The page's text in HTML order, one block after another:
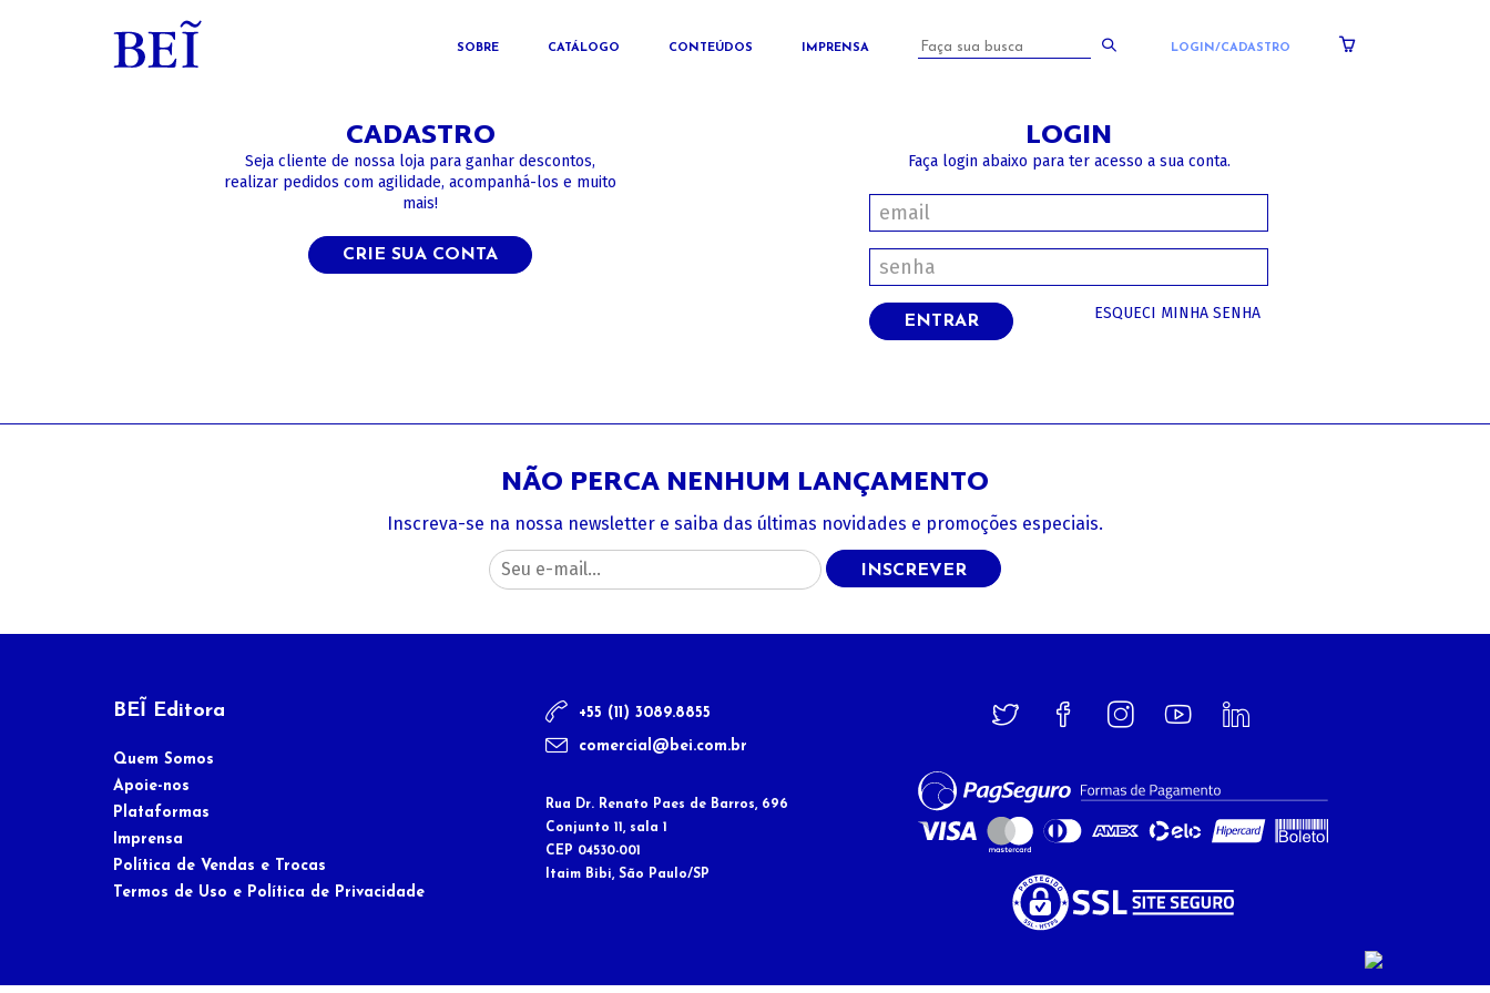
SOBRE CATÁLOGO CONTEÚDOS IMPRENSA LOGIN/CADASTRO
CADASTRO
Seja cliente de nossa loja para ganhar descontos,
realizar pedidos com agilidade, acompanhá-los e muito
mais!
CRIE SUA CONTA
LOGIN
Faça login abaixo para ter acesso a sua conta.
ENTRAR ESQUECI MINHA SENHA
NÃO PERCA NENHUM LANÇAMENTO
Inscreva-se na nossa newsletter e saiba das últimas novidades e promoções especiais.
INSCREVER
BEĨ Editora
Quem Somos
Apoie-nos
Plataformas
Imprensa
Política de Vendas e Trocas
Termos de Uso e Política de Privacidade
+55 (11) 3089.8855
comercial@bei.com.br
Rua Dr. Renato Paes de Barros, 696
Conjunto 11, sala 1
CEP 04530-001
Itaim Bibi, São Paulo/SP